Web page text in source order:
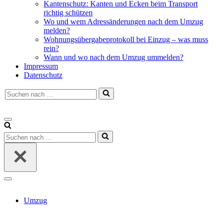
Kantenschutz: Kanten und Ecken beim Transport
richtig schützen
Wo und wem Adressänderungen nach dem Umzug
melden?
Wohnungsübergabeprotokoll bei Einzug – was muss
rein?
Wann und wo nach dem Umzug ummelden?
Impressum
Datenschutz
Suchen
nach …
Navigations-
Menü
Suchen
nach …
Navigations-
Umzug